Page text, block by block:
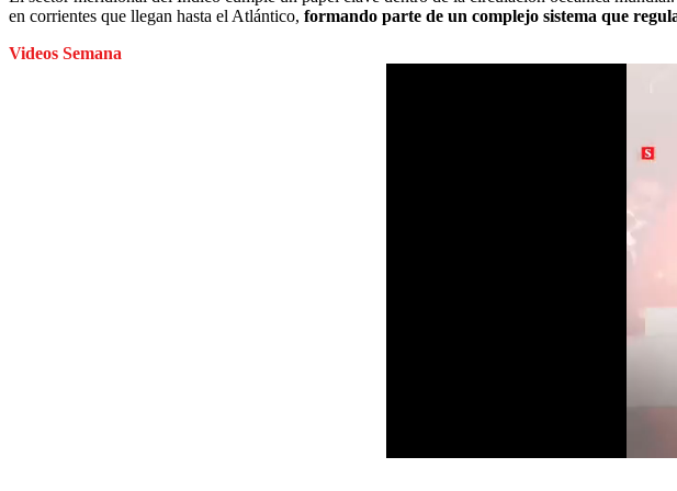
en corrientes que llegan hasta el Atlántico, formando parte de un complejo sistema que
Videos Semana